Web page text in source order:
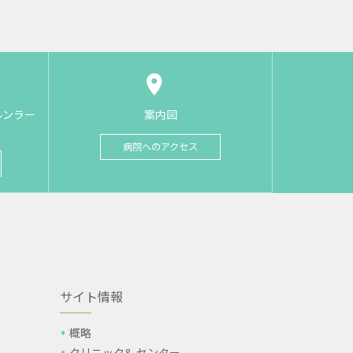
ラー 案内図
病院へのアクセス
サイト情報
概略